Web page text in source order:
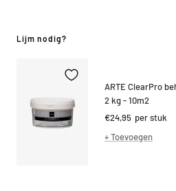
Lijm nodig?
ARTE ClearPro
2 kg - 10m2
Kortings
prijs
€24,95 per stuk
+ Toevoegen